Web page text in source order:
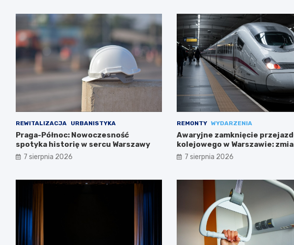
REWITALIZACJA URBANISTYKA
Praga-Północ: Nowoczesność
spotyka historię w sercu Warszawy
7 sierpnia 2026
REMONTY WYDARZENIA
Awaryjne zamknięcie
kolejowego w Warszawie:
trasach mieszkańców
7 sierpnia 2026